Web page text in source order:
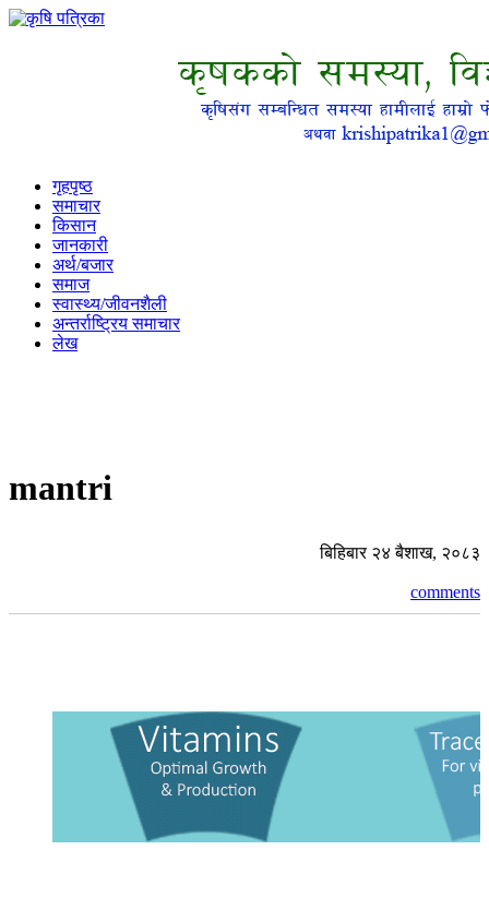
गृहपृष्ठ
समाचार
किसान
जानकारी
अर्थ/बजार
समाज
स्वास्थ्य/जीवनशैली
अन्तर्राष्ट्रिय समाचार
लेख
mantri
बिहिबार २४ बैशाख, २०८३
comments